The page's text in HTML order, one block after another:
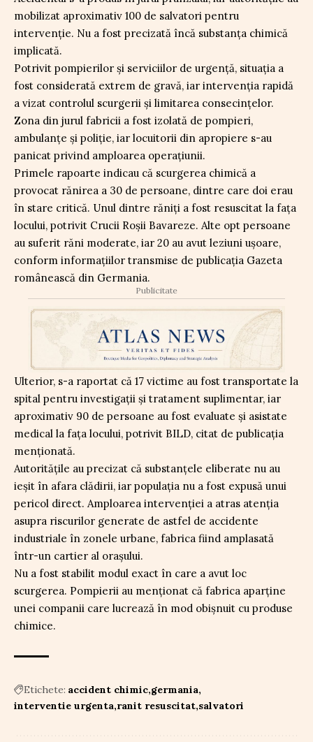
mobilizat aproximativ 100 de salvatori pentru
intervenție. Nu a fost precizată încă substanța chimică
implicată.
Potrivit pompierilor și serviciilor de urgență, situația a
fost considerată extrem de gravă, iar intervenția rapidă
a vizat controlul scurgerii și limitarea consecințelor.
Zona din jurul fabricii a fost izolată de pompieri,
ambulanțe și poliție, iar locuitorii din apropiere s-au
panicat privind amploarea operațiunii.
Primele rapoarte indicau că scurgerea chimică a
provocat rănirea a 30 de persoane, dintre care doi erau
în stare critică. Unul dintre răniți a fost resuscitat la fața
locului, potrivit Crucii Roșii Bavareze. Alte opt persoane
au suferit răni moderate, iar 20 au avut leziuni ușoare,
conform informațiilor transmise de publicația Gazeta
românească din Germania.
Publicitate
Ulterior, s-a raportat că 17 victime au fost transportate la
spital pentru investigații și tratament suplimentar, iar
aproximativ 90 de persoane au fost evaluate și asistate
medical la fața locului, potrivit BILD, citat de publicația
menționată.
Autoritățile au precizat că substanțele eliberate nu au
ieșit în afara clădirii, iar populația nu a fost expusă unui
pericol direct. Amploarea intervenției a atras atenția
asupra riscurilor generate de astfel de accidente
industriale în zonele urbane, fabrica fiind amplasată
într-un cartier al orașului.
Nu a fost stabilit modul exact în care a avut loc
scurgerea. Pompierii au menționat că fabrica aparține
unei companii care lucrează în mod obișnuit cu produse
chimice.
Etichete: accident chimic germania
interventie urgenta ranit resuscitat salvatori